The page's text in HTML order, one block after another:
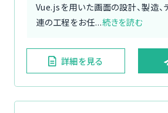
Vue.jsを用いた画面の設計、製造、
連の工程をお任...続きを読む
詳細を見る